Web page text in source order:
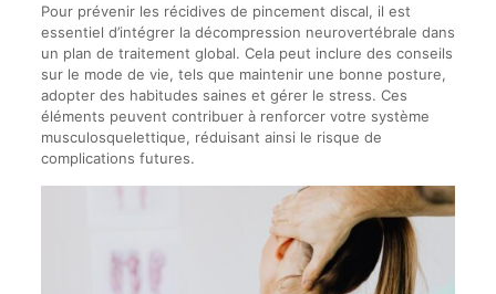
Pour prévenir les récidives de pincement discal, il est
essentiel d’intégrer la décompression neurovertébrale dans
un plan de traitement global. Cela peut inclure des conseils
sur le mode de vie, tels que maintenir une bonne posture,
adopter des habitudes saines et gérer le stress. Ces
éléments peuvent contribuer à renforcer votre système
musculosquelettique, réduisant ainsi le risque de
complications futures.